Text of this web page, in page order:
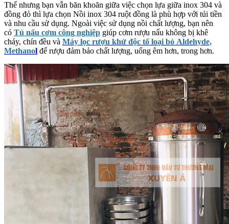
Thế nhưng bạn vẫn băn khoăn giữa việc chọn lựa giữa inox 304 và
đồng đỏ thì lựa chọn Nồi inox 304 ruột đồng là phù hợp với túi tiền
và nhu cầu sử dụng. Ngoài việc sử dụng nồi chất lượng, bạn nên
có Tủ nấu cơm công nghiệp giúp cơm rượu nấu không bị khê
cháy, chín đều và Máy lọc rượu khử độc tố loại bỏ Aldehyde,
Methanol để rượu đảm bảo chất lượng, uống êm hơn, trong hơn.